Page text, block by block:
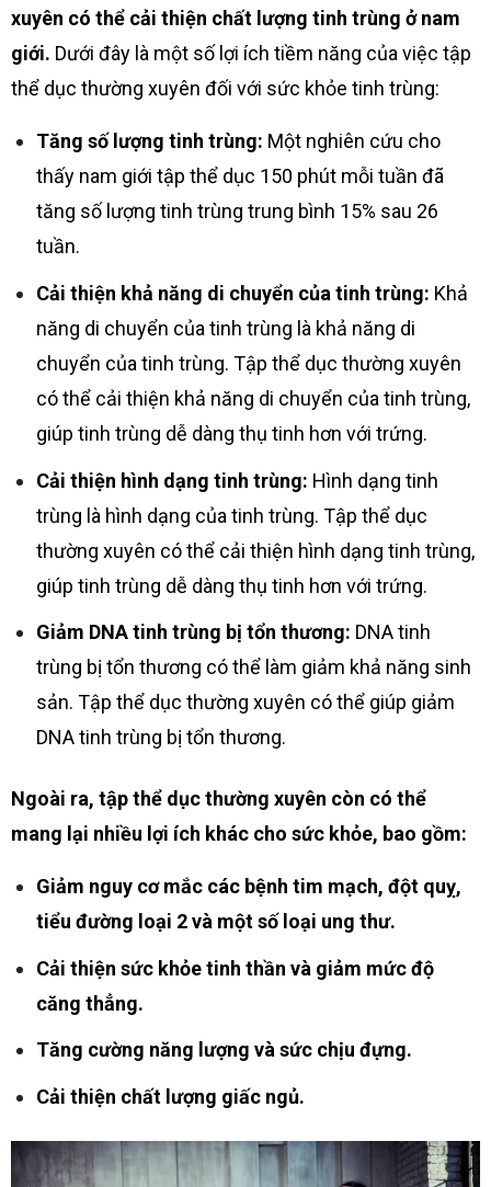
xuyên có thể cải thiện chất lượng tinh trùng ở nam
giới. Dưới đây là một số lợi ích tiềm năng của việc tập
thể dục thường xuyên đối với sức khỏe tinh trùng:
Tăng số lượng tinh trùng: Một nghiên cứu cho
thấy nam giới tập thể dục 150 phút mỗi tuần đã
tăng số lượng tinh trùng trung bình 15% sau 26
tuần.
Cải thiện khả năng di chuyển của tinh trùng: Khả
năng di chuyển của tinh trùng là khả năng di
chuyển của tinh trùng. Tập thể dục thường xuyên
có thể cải thiện khả năng di chuyển của tinh trùng,
giúp tinh trùng dễ dàng thụ tinh hơn với trứng.
Cải thiện hình dạng tinh trùng: Hình dạng tinh
trùng là hình dạng của tinh trùng. Tập thể dục
thường xuyên có thể cải thiện hình dạng tinh trùng,
giúp tinh trùng dễ dàng thụ tinh hơn với trứng.
Giảm DNA tinh trùng bị tổn thương: DNA tinh
trùng bị tổn thương có thể làm giảm khả năng sinh
sản. Tập thể dục thường xuyên có thể giúp giảm
DNA tinh trùng bị tổn thương.
Ngoài ra, tập thể dục thường xuyên còn có thể
mang lại nhiều lợi ích khác cho sức khỏe, bao gồm:
Giảm nguy cơ mắc các bệnh tim mạch, đột quỵ,
tiểu đường loại 2 và một số loại ung thư.
Cải thiện sức khỏe tinh thần và giảm mức độ
căng thẳng.
Tăng cường năng lượng và sức chịu đựng.
Cải thiện chất lượng giấc ngủ.